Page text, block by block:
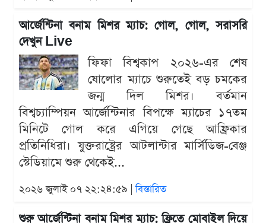
আর্জেন্টিনা বনাম মিশর ম্যাচ: গোল, গোল, সরাসরি
দেখুন Live
ফিফা বিশ্বকাপ ২০২৬-এর শেষ
ষোলোর ম্যাচে শুরুতেই বড় চমকের
জন্ম দিল মিশর। বর্তমান
বিশ্বচ্যাম্পিয়ন আর্জেন্টিনার বিপক্ষে ম্যাচের ১৭তম
মিনিটে গোল করে এগিয়ে গেছে আফ্রিকার
প্রতিনিধিরা। যুক্তরাষ্ট্রের আটলান্টার মার্সিডিজ-বেঞ্জ
স্টেডিয়ামে শুরু থেকেই...
২০২৬ জুলাই ০৭ ২২:২৪:৫৯ |বিস্তারিত
শুরু আর্জেন্টিনা বনাম মিশর ম্যাচ: ফ্রিতে মোবাইল দিয়ে